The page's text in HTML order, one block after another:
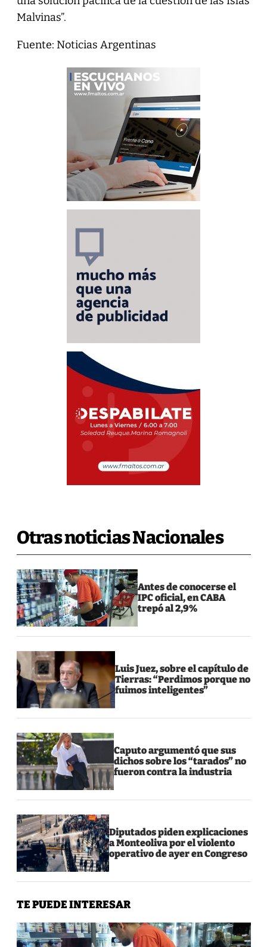
Malvinas”.
Fuente: Noticias Argentinas
Otras noticias Nacionales
Antes de conocerse el
IPC oficial, en CABA
trepó al 2,9%
Luis Juez, sobre el capítulo de
Tierras: “Perdimos porque no
fuimos inteligentes”
Caputo argumentó que sus
dichos sobre los “tarados” no
fueron contra la industria
Diputados piden explicaciones
a Monteoliva por el violento
operativo de ayer en Congreso
TE PUEDE INTERESAR